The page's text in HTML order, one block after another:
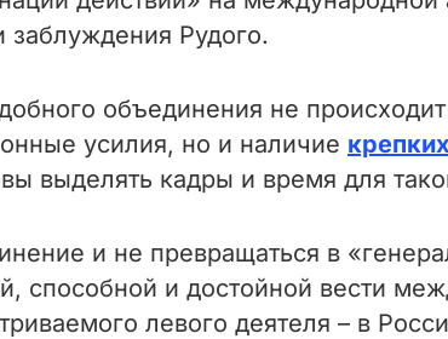
заблуждения Рудого.
объединения не
усилия, но и наличие
выделять кадры и время для
и не превращаться в
способной и достойной вести
левого деятеля – в